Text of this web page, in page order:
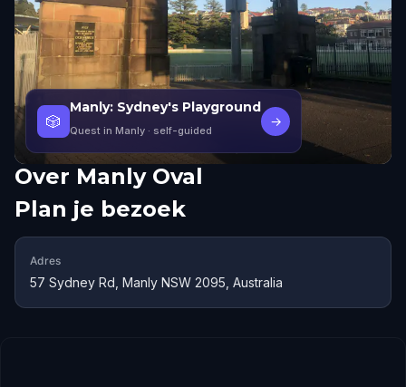
🎲
Manly: Sydney's Playground
Quest in Manly · self-guided
→
Over Manly Oval
Plan je bezoek
Adres
57 Sydney Rd, Manly NSW 2095, Australia